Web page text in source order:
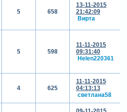
5 658
13-11-2015
21:42:09
Вирта
5 598
11-11-2015
09:31:40
Helen220361
4 625
11-11-2015
04:13:13
светлана58